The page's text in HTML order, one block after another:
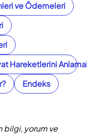
ve Ödemeleri
Hareketlerini
Endeks
bilgi, yorum ve